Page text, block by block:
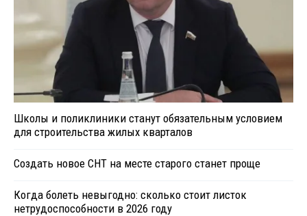
Школы и поликлиники станут обязательным условием
для строительства жилых кварталов
Создать новое СНТ на месте старого станет проще
Когда болеть невыгодно: сколько стоит листок
нетрудоспособности в 2026 году